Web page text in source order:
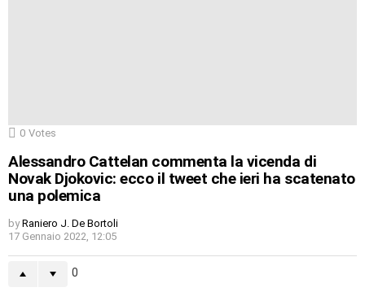
0 Votes
Alessandro Cattelan commenta la vicenda di
Novak Djokovic: ecco il tweet che ieri ha scatenato
una polemica
by Raniero J. De Bortoli
17 Gennaio 2022, 12:05
0